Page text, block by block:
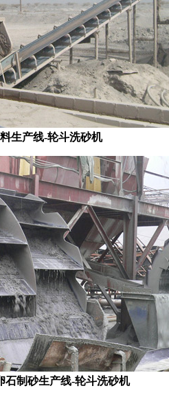
生产线-轮斗洗砂机
石制砂生产线-轮斗洗砂机